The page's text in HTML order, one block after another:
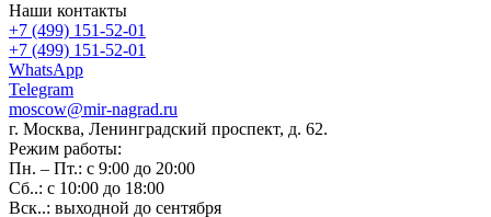
Наши контакты
+7 (499) 151-52-01
+7 (499) 151-52-01
WhatsApp
Telegram
moscow@mir-nagrad.ru
г. Москва, Ленинградский проспект, д. 62.
Режим работы:
Пн. – Пт.: с 9:00 до 20:00
Сб..: с 10:00 до 18:00
Вск..: выходной до сентября